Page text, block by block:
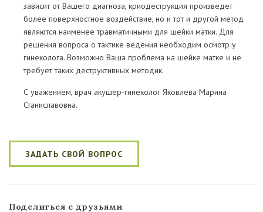
зависит от Вашего диагноза, криодеструкция произведет
более поверхностное воздействие, но и тот и другой метод
являются наименее травматичными для шейки матки. Для
решения вопроса о тактике ведения необходим осмотр у
гинеколога. Возможно Ваша проблема на шейке матке и не
требует таких деструктивных методик.
С уважением, врач акушер-гинеколог Яковлева Марина
Станиславовна.
ЗАДАТЬ СВОЙ ВОПРОС
Поделиться с друзьями